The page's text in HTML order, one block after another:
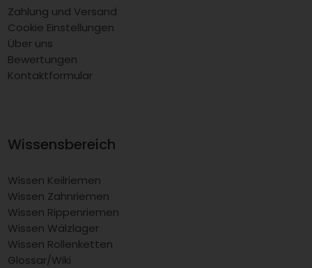
Zahlung und Versand
Cookie Einstellungen
Über uns
Bewertungen
Kontaktformular
Wissensbereich
Wissen Keilriemen
Wissen Zahnriemen
Wissen Rippenriemen
Wissen Wälzlager
Wissen Rollenketten
Glossar/Wiki